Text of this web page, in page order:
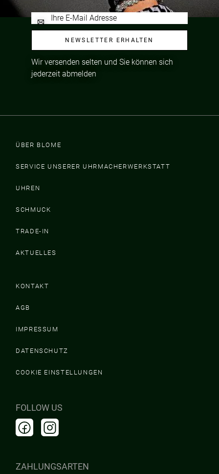
NEWSLETTER ERHALTEN
Wir versenden selten und Sie können sich
jederzeit abmelden
ÜBER BLOME
SERVICE UNSERER UHRMACHERWERKSTATT
UHREN
SCHMUCK
TRADE-IN
AKTUELLES
KONTAKT
AGB
IMPRESSUM
DATENSCHUTZ
COOKIE EINSTELLUNGEN
FOLLOW US
ZAHLUNGSARTEN